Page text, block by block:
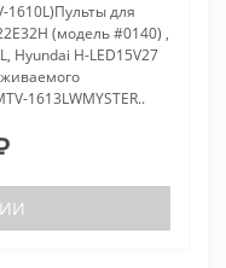
1610L)Пульты для
(модель #0140) ,
Hyundai H-LED15V27
1613LWMYSTER..